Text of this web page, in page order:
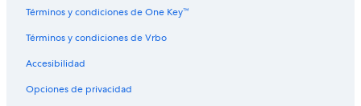
Villas en Suntree
Condominios en Hidden Creek
Hoteles cerca de Baytree National Golf Links
Hoteles con spa en Cocoa Village
Términos y condiciones de One Key™
Términos y condiciones de Vrbo
Accesibilidad
Opciones de privacidad